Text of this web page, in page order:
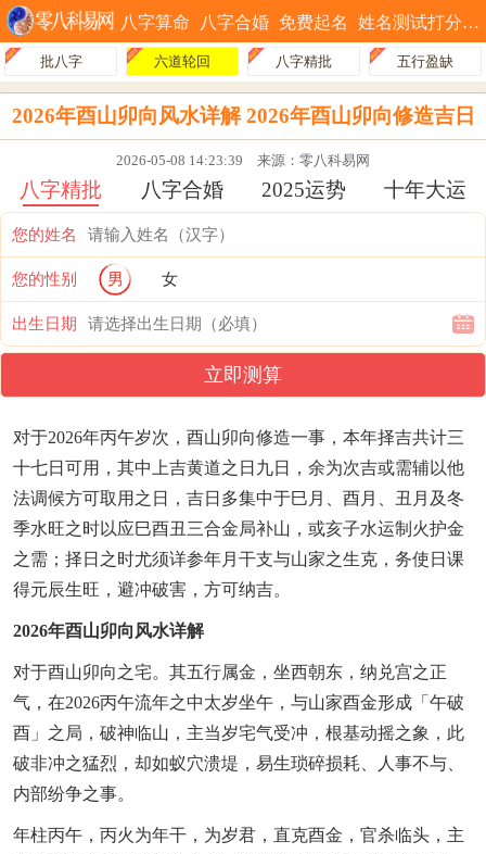
八字算命 八字合婚 免费起名 姓名测试打分
批八字 六道轮回 八字精批 五行盈缺
2026年酉山卯向风水详解 2026年酉山卯向修造吉日
2026-05-08 14:23:39 来源：零八科易网
八字精批 八字合婚 2025运势 十年大运
您的姓名
您的性别 男 女
出生日期
立即测算
对于2026年丙午岁次，酉山卯向修造一事，本年择吉共计三
十七日可用，其中上吉黄道之日九日，余为次吉或需辅以他
法调候方可取用之日，吉日多集中于巳月、酉月、丑月及冬
季水旺之时以应巳酉丑三合金局补山，或亥子水运制火护金
之需；择日之时尤须详参年月干支与山家之生克，务使日课
得元辰生旺，避冲破害，方可纳吉。
2026年酉山卯向风水详解
对于酉山卯向之宅。其五行属金，坐西朝东，纳兑宫之正
气，在2026丙午流年之中太岁坐午，与山家酉金形成「午破
酉」之局，破神临山，主当岁宅气受冲，根基动摇之象，此
破非冲之猛烈，却如蚁穴溃堤，易生琐碎损耗、人事不与、
内部纷争之事。
年柱丙午，丙火为年干，为岁君，直克酉金，官杀临头，主